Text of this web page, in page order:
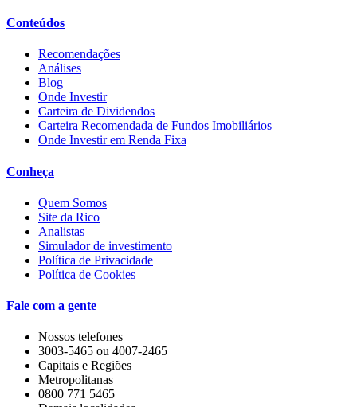
Conteúdos
Recomendações
Análises
Blog
Onde Investir
Carteira de Dividendos
Carteira Recomendada de Fundos Imobiliários
Onde Investir em Renda Fixa
Conheça
Quem Somos
Site da Rico
Analistas
Simulador de investimento
Política de Privacidade
Política de Cookies
Fale com a gente
Nossos telefones
3003-5465 ou 4007-2465
Capitais e Regiões
Metropolitanas
0800 771 5465